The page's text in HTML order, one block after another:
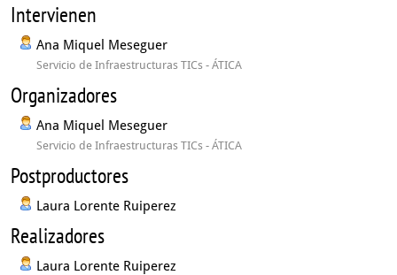
Intervienen
Ana Miquel Meseguer
Servicio de Infraestructuras TICs - ÁTICA
Organizadores
Ana Miquel Meseguer
Servicio de Infraestructuras TICs - ÁTICA
Postproductores
Laura Lorente Ruiperez
Realizadores
Laura Lorente Ruiperez